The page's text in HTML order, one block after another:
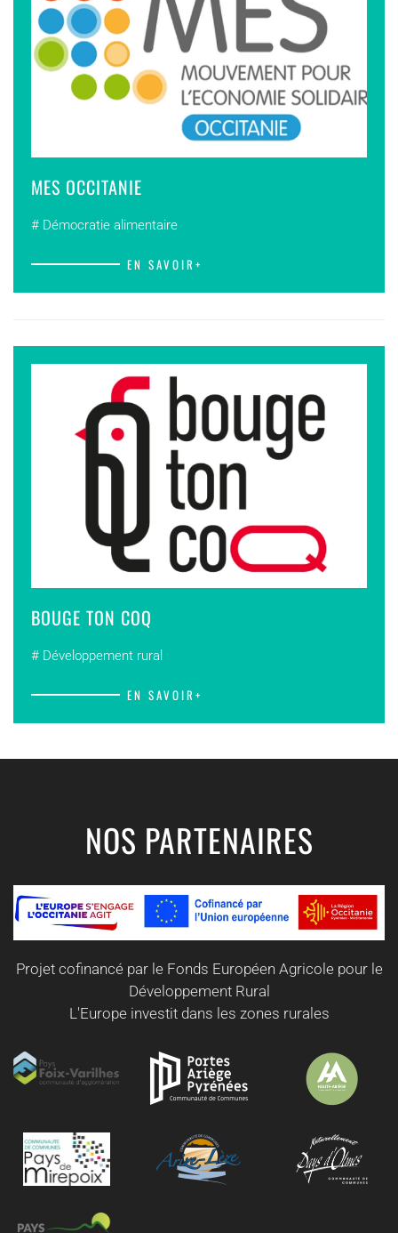
MES OCCITANIE
# Démocratie alimentaire
EN SAVOIR+
BOUGE TON COQ
# Développement rural
EN SAVOIR+
NOS PARTENAIRES
Projet cofinancé par le Fonds Européen Agricole pour le
Développement Rural
L'Europe investit dans les zones rurales